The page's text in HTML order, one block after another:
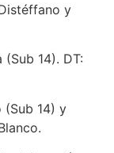
y
14). DT:
(Sub 14) y